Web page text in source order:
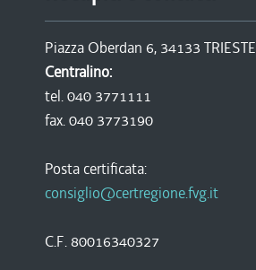
Piazza Oberdan 6, 34133 TRIESTE
Centralino:
tel. 040 3771111
fax. 040 3773190
Posta certificata:
consiglio@certregione.fvg.it
C.F. 80016340327